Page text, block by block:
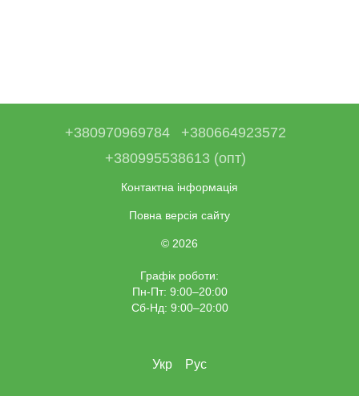
+380970969784
+380664923572
+380995538613 (опт)
Контактна інформація
Повна версія сайту
© 2026
Графік роботи:
Пн-Пт: 9:00–20:00
Сб-Нд: 9:00–20:00
Укр Рус